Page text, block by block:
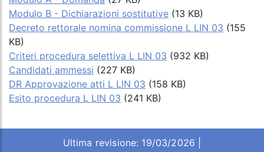
Modulo B - Dichiarazioni sostitutive (13 KB)
Decreto rettorale nomina commissione L LIN 03 (155
KB)
Criteri procedura selettiva L LIN 03 (932 KB)
Candidati ammessi (227 KB)
DR Approvazione atti L LIN 03 (158 KB)
Esito procedura L LIN 03 (241 KB)
Ultima revisione: 19/03/2026 |